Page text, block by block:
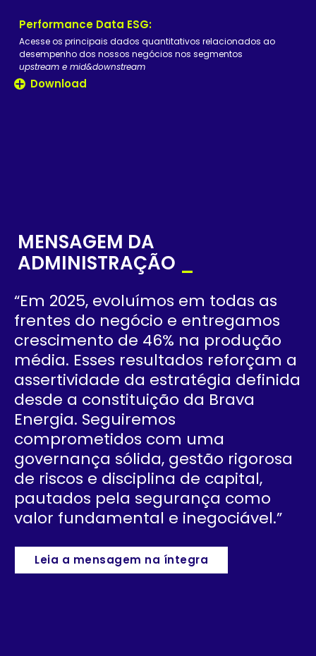
Performance Data ESG:
Acesse os principais dados quantitativos relacionados ao
desempenho dos nossos negócios nos segmentos
upstream e mid&downstream
Download
MENSAGEM DA
ADMINISTRAÇÃO
“Em 2025, evoluímos em todas as
frentes do negócio e entregamos
crescimento de 46% na produção
média. Esses resultados reforçam a
assertividade da estratégia definida
desde a constituição da Brava
Energia. Seguiremos
comprometidos com uma
governança sólida, gestão rigorosa
de riscos e disciplina de capital,
pautados pela segurança como
valor fundamental e inegociável.”
Leia a mensagem na íntegra